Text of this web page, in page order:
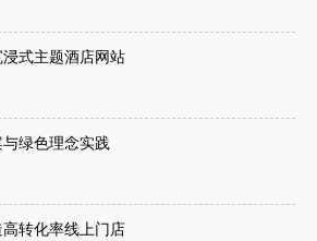
式主题酒店网站
绿色理念实践
转化率线上门店